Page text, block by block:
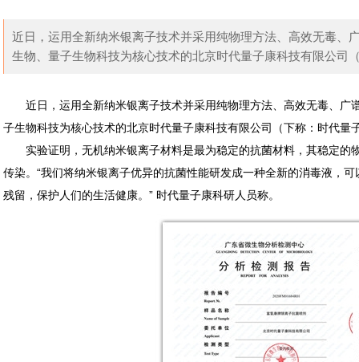
近日，运用全新纳米银离子技术并采用纯物理方法、高效无毒
生物、量子生物科技为核心技术的北京时代量子康科技有限公司
近日，运用全新纳米银离子技术并采用纯物理方法、高效无毒、
子生物科技为核心技术的北京时代量子康科技有限公司（下称：时代量
实验证明，无机纳米银离子材料是最为稳定的抗菌材料，其稳定
传染。“我们将纳米银离子优异的抗菌性能研发成一种全新的消毒液，
残留，保护人们的生活健康。” 时代量子康科研人员称。